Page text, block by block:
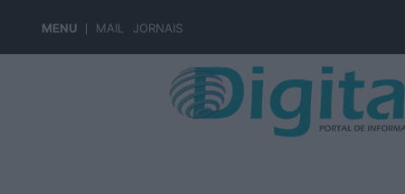
MENU MAIL JORNAIS